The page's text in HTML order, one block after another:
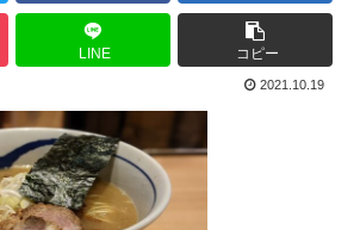
LINE コピー
2021.10.19